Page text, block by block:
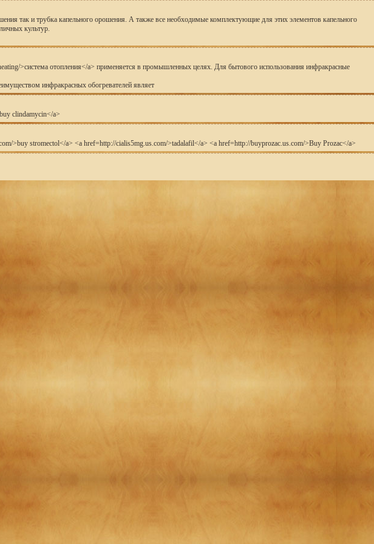
так и трубка капельного орошения. А также все необходимые комплектующие для этих элементов капельного
культур.
>система отопления</a> применяется в промышленных целях. Для бытового использования инфракрасные
инфракрасных обогревателей являет
clindamycin</a>
>buy stromectol</a> <a href=http://cialis5mg.us.com/>tadalafil</a> <a href=http://buyprozac.us.com/>Buy Prozac</a>